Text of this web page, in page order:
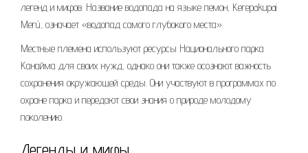
легенд и мифов. Название водопада на языке пемон, Kerepakupai
Merú, означает «водопад самого глубокого места».
Местные племена используют ресурсы Национального парка
Канайма для своих нужд, однако они также осознают важность
сохранения окружающей среды. Они участвуют в программах по
охране парка и передают свои знания о природе молодому
поколению.